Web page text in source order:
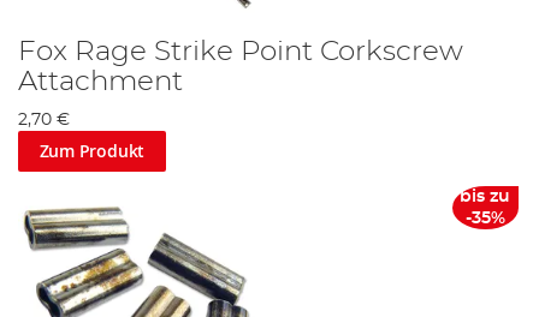
Fox Rage Strike Point Corkscrew
Attachment
2,70 €
Zum Produkt
bis zu
-35%